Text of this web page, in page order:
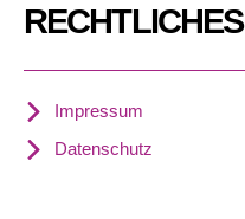
RECHTLICHES
Impressum
Datenschutz